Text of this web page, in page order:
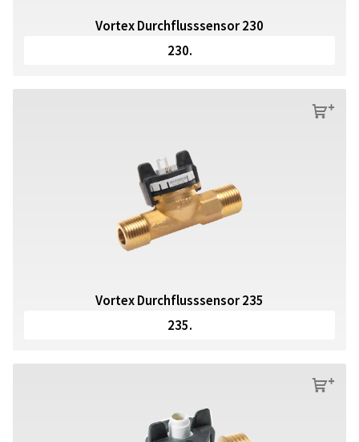
Vortex Durchflusssensor 230
230.
s
Vortex Durchflusssensor 235
235.
s